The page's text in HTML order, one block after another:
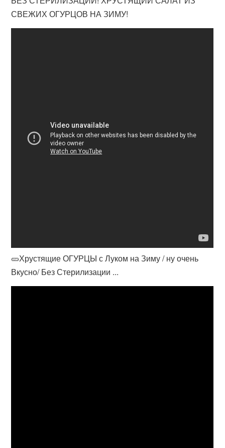
СВЕЖИХ ОГУРЦОВ НА ЗИМУ!
🥒Хрустящие ОГУРЦЫ с Луком на Зиму / ну очень
Вкусно/ Без Стерилизации ...